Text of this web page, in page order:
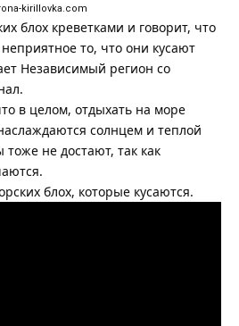
kirillovka.com
блох креветками и говорит, что
то, что они кусают
Независимый регион со
в целом, отдыхать на море
солнцем и теплой
не достают, так как
блох, которые кусаются.